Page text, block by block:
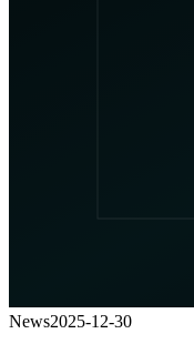
News2025-12-30